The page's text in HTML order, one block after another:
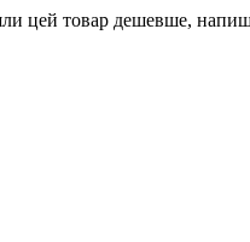
цей товар дешевше,